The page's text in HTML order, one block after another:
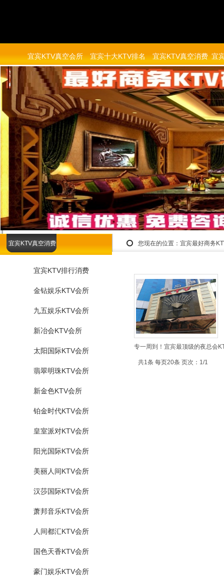
宜宾KTV真空会所 宜宾十大KTV排名 宜宾KTV真空消费 宜
您现在的位置： 宜宾最好商务
宜宾KTV真空消费
宜宾KTV排行消费
金钻娱乐KTV会所
九五娱乐KTV会所
新冶会KTV会所
太阳国际KTV会所
翡翠明珠KTV会所
新金色KTV会所
铂金时代KTV会所
皇室派对KTV会所
阳光国际KTV会所
美丽人间KTV会所
汉莎国际KTV会所
萧邦音乐KTV会所
人间都汇KTV会所
国色天香KTV会所
豪门娱乐KTV会所
专一周到！宜宾最顶级的夜总会
共1条 每页20条 页次：1/1